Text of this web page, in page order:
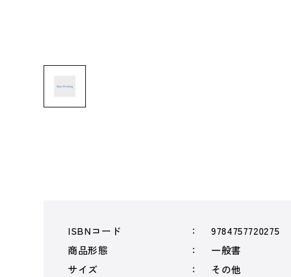
ISBNコード
9784757720275
商品形態
一般書
サイズ
その他